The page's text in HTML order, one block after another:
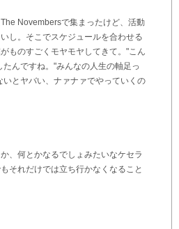
Novembersで集まったけど、活動
し。そこでスケジュールを合わせる
ものすごくモヤモヤしてきて。"こん
んですね。"みんなの人生の軸足っ
とヤバい、ナァナァでやっていくの
、何とかなるでしょみたいなケセラ
それだけでは立ち行かなくなること